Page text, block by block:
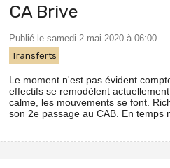
CA Brive
Publié le samedi 2 mai 2020 à 06:00
Transferts
Le moment n'est pas évident
effectifs se remodèlent
calme, les mouvements se font.
son 2e passage au CAB. En temps